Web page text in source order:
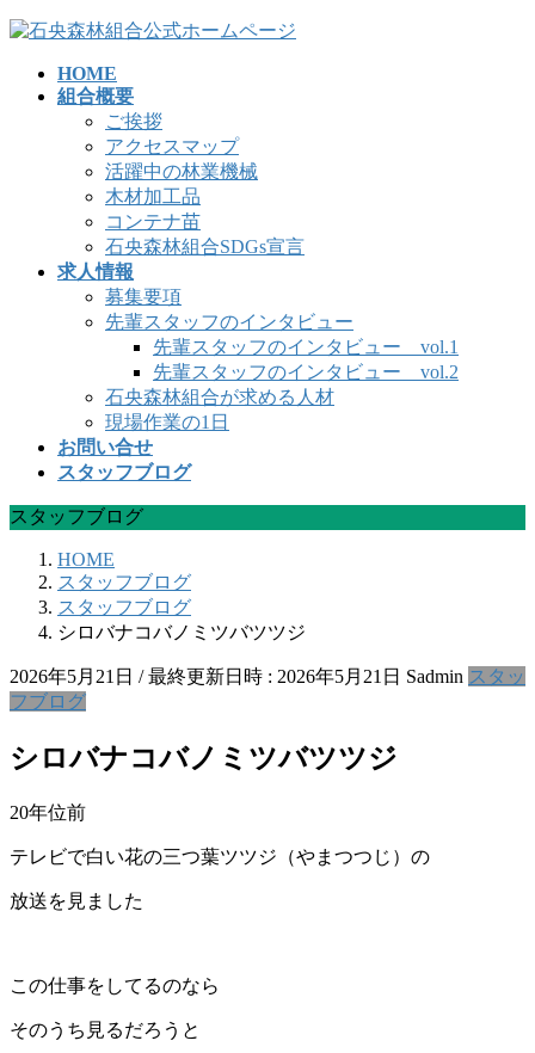
コ
ナ
HOME
組合概要
ご挨拶
アクセスマップ
活躍中の林業機械
木材加工品
コンテナ苗
石央森林組合SDGs宣言
求人情報
募集要項
先輩スタッフのインタビュー
先輩スタッフのインタビュー vol.1
先輩スタッフのインタビュー vol.2
石央森林組合が求める人材
現場作業の1日
お問い合せ
スタッフブログ
スタッフブログ
HOME
スタッフブログ
スタッフブログ
シロバナコバノミツバツツジ
2026年5月21日 / 最終更新日時 : 2026年5月21日 Sadmin スタッ
フブログ
シロバナコバノミツバツツジ
20年位前
テレビで白い花の三つ葉ツツジ（やまつつじ）の
放送を見ました
この仕事をしてるのなら
そのうち見るだろうと